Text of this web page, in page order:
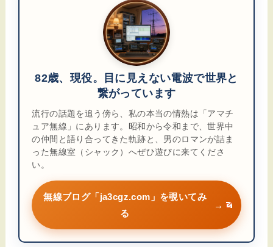
82歳、現役。目に見えない電波で世界と
繋がっています
流行の話題を追う傍ら、私の本当の情熱は「アマチ
ュア無線」にあります。昭和から令和まで、世界中
の仲間と語り合ってきた軌跡と、男のロマンが詰ま
った無線室（シャック）へぜひ遊びに来てくださ
い。
無線ブログ「ja3cgz.com」を覗いてみ
る
→